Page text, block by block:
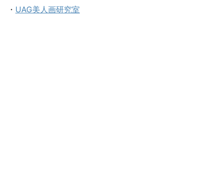
・ UAG美人画研究室